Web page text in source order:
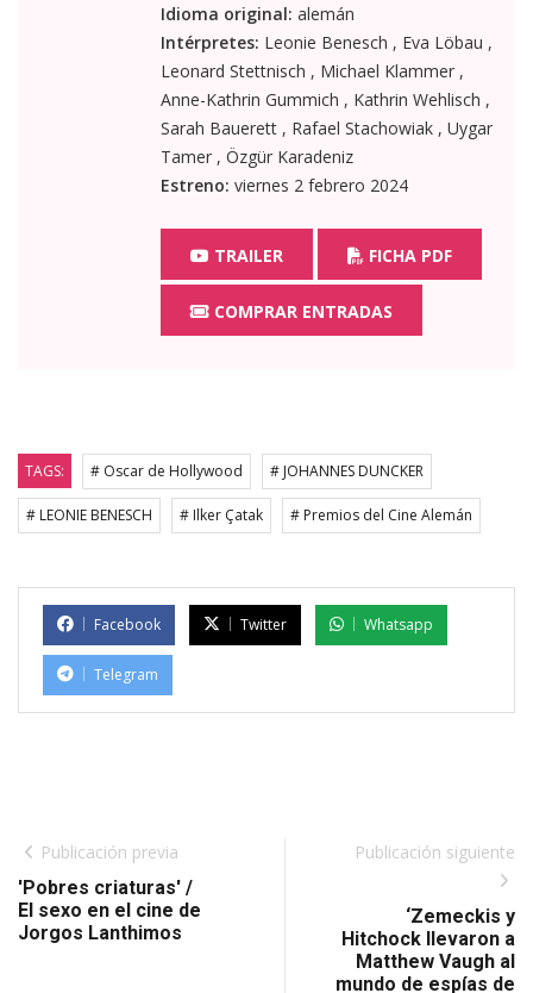
Idioma original: alemán
Intérpretes: Leonie Benesch , Eva Löbau ,
Leonard Stettnisch , Michael Klammer ,
Anne-Kathrin Gummich , Kathrin Wehlisch ,
Sarah Bauerett , Rafael Stachowiak , Uygar
Tamer , Özgür Karadeniz
Estreno: viernes 2 febrero 2024
TRAILER FICHA PDF
COMPRAR ENTRADAS
TAGS: # Oscar de Hollywood # JOHANNES DUNCKER
# LEONIE BENESCH # Ilker Çatak # Premios del Cine Alemán
Facebook Twitter Whatsapp
Telegram
Publicación previa
'Pobres criaturas' /
El sexo en el cine de
Jorgos Lanthimos
Publicación siguiente
‘Zemeckis y
Hitchock llevaron a
Matthew Vaugh al
mundo de espías de